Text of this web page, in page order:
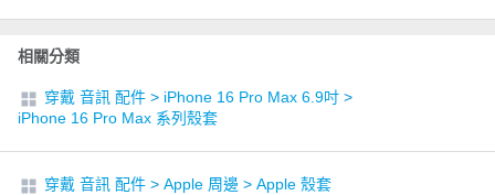
相關分類
穿戴 音訊 配件 > iPhone 16 Pro Max 6.9吋 >
iPhone 16 Pro Max 系列殼套
穿戴 音訊 配件 > Apple 周邊 > Apple 殼套